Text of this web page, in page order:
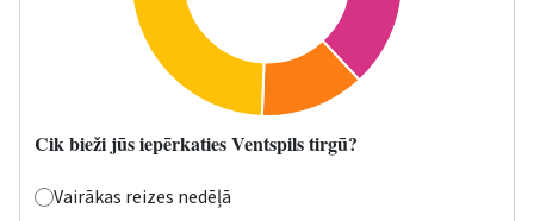
Cik bieži jūs iepērkaties Ventspils tirgū?
Vairākas reizes nedēļā